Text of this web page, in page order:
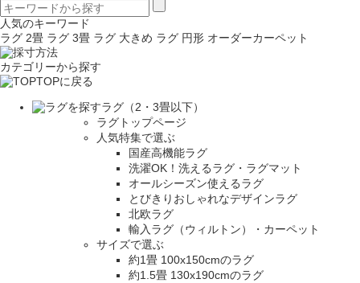
人気のキーワード
ラグ 2畳 ラグ 3畳 ラグ 大きめ ラグ 円形 オーダーカーペット
カテゴリーから探す
TOPに戻る
ラグ（2・3畳以下）
ラグトップページ
人気特集で選ぶ
国産高機能ラグ
洗濯OK！洗えるラグ・ラグマット
オールシーズン使えるラグ
とびきりおしゃれなデザインラグ
北欧ラグ
輸入ラグ（ウィルトン）・カーペット
サイズで選ぶ
約1畳 100x150cmのラグ
約1.5畳 130x190cmのラグ